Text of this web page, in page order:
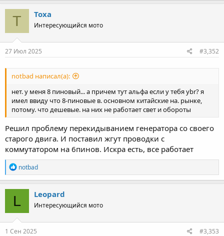
T Toxa
Интересующийся мото
27 Июл 2025 #3,352
notbad написал(а):
нет. у меня 8 пиновый... а причем тут альфа если у тебя ybr? я
имел ввиду что 8-пиновые в. основном китайские на. рынке,
потому. что дешевые. на них не работает свет и обороты
Решил проблему перекидыванием генератора со своего
старого двига. И поставил жгут проводки с
коммутатором на 6пинов. Искра есть, все работает
R
e
a
c
i
o
n
s
notbad
L Leopard
Интересующийся мото
1 Сен 2025 #3,353